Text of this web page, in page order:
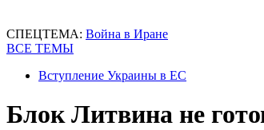
СПЕЦТЕМА: Война в Иране
ВСЕ ТЕМЫ
Вступление Украины в ЕС
Блок Литвина не